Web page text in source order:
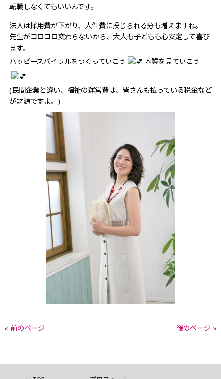
転職しなくてもいいんです。
法人は採用費が下がり、人件費に投じられる分も増えますね。
先生がコロコロ変わらないから、大人も子どもも心安定して喜び
ます。
ハッピースパイラルをつくっていこう
本質を見ていこう
(民間企業と違い、福祉の運営費は、皆さんも払っている税金など
が財源ですよ。)
« 前のページ 後のページ »